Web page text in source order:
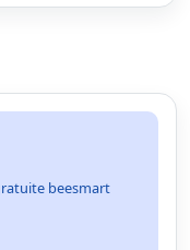
beesmart